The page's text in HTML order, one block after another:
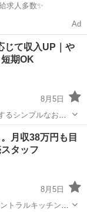
高時給求人多数✨
Ad
じて収入UP｜や
期OK
8月5日
るシンプルなお仕
がほとんどです。
販売車で簡単な調
月収38万円も目
タッフ
8月5日